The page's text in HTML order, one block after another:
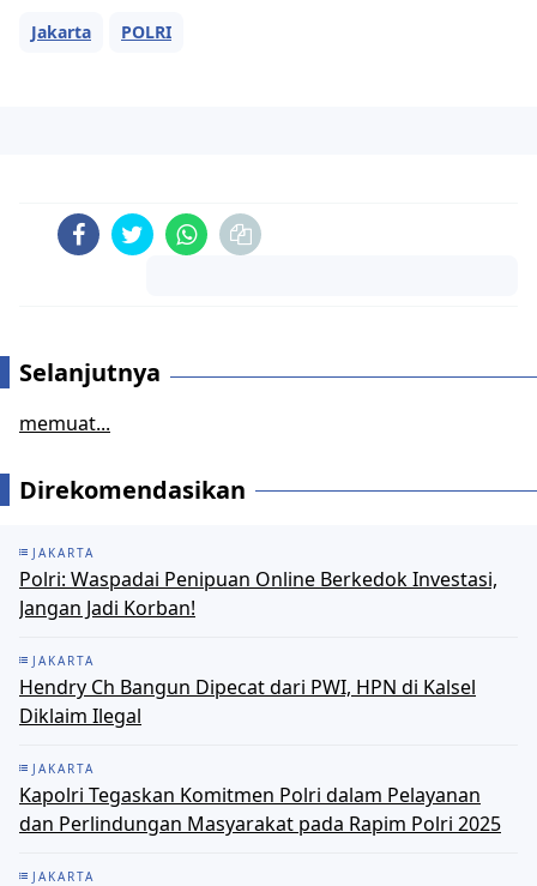
Jakarta POLRI
Selanjutnya
memuat...
Direkomendasikan
JAKARTA
Polri: Waspadai Penipuan Online Berkedok Investasi,
Jangan Jadi Korban!
JAKARTA
Hendry Ch Bangun Dipecat dari PWI, HPN di Kalsel
Diklaim Ilegal
JAKARTA
Kapolri Tegaskan Komitmen Polri dalam Pelayanan
dan Perlindungan Masyarakat pada Rapim Polri 2025
JAKARTA